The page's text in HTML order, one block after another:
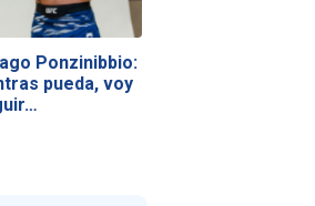
Ponzinibbio:
pueda, voy